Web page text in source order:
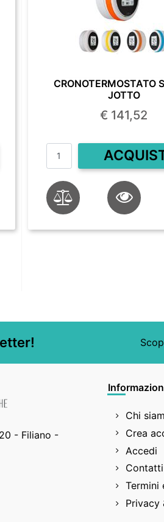
CRONOTERMOSTATO
JOTTO
€ 141,52
Quantità
- Filiano -
Chi
Crea
Accedi
Contatti
Termini
Privacy